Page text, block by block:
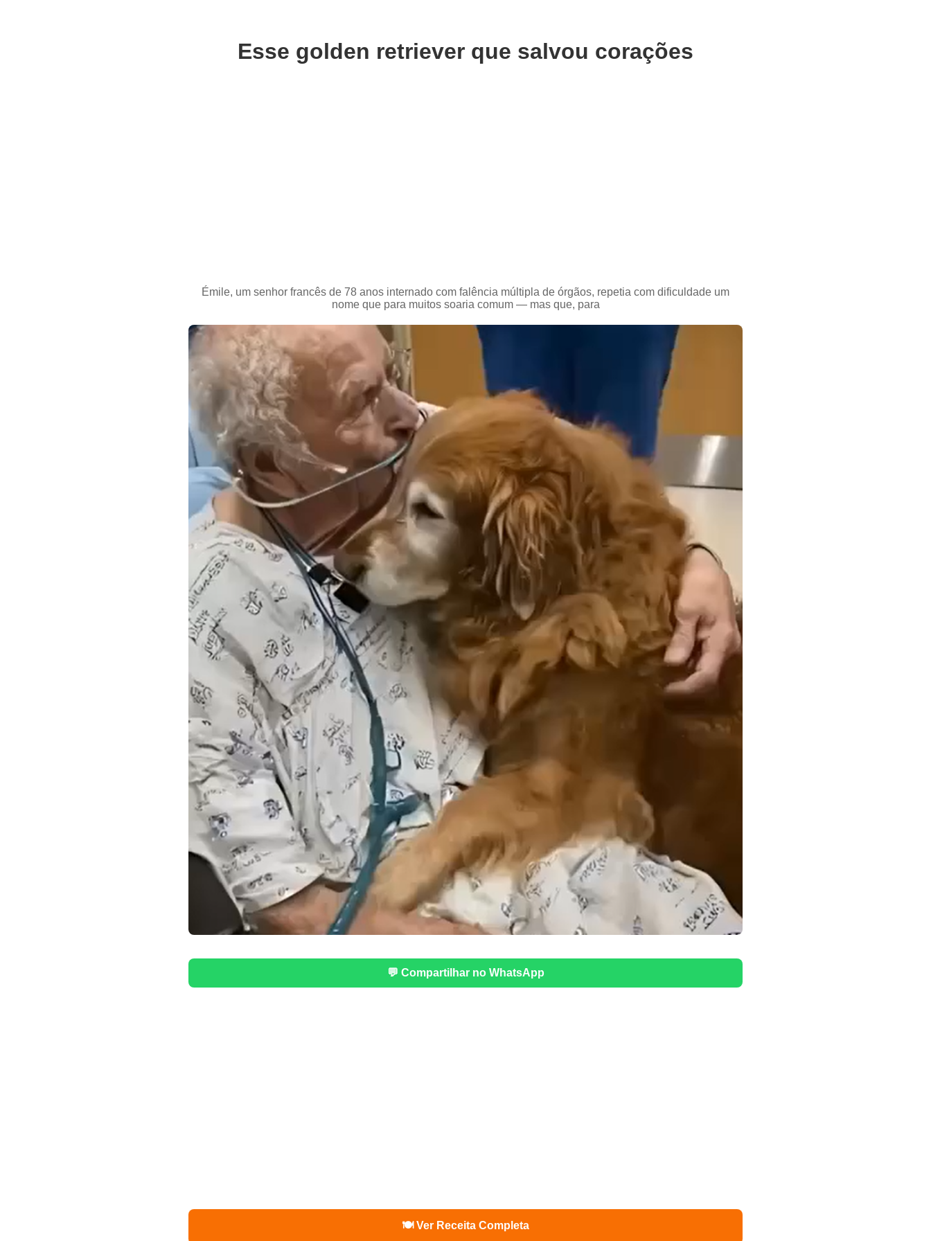
Esse golden retriever que salvou corações
Émile, um senhor francês de 78 anos internado com falência múltipla de órgãos, repetia com dificuldade um
nome que para muitos soaria comum — mas que, para
💬 Compartilhar no WhatsApp
🍽️ Ver Receita Completa